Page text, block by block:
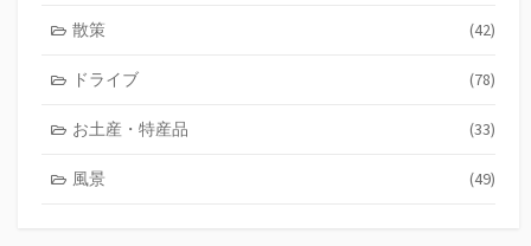
散策 (42)
ドライブ (78)
お土産・特産品 (33)
風景 (49)